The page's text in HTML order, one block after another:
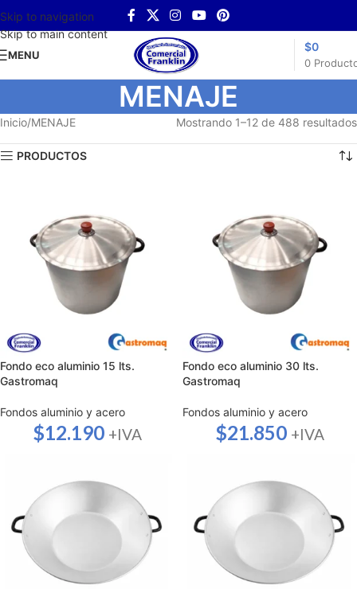
Skip to navigation
Skip to main content
MENU
0
$0
MENAJE
Inicio MENAJE Mostrando 1–12 de 488 resultados
PRODUCTOS
Fondo eco aluminio 15 lts.
Gastromaq
Fondos aluminio y acero
$12.190 +IVA
Fondo eco aluminio 30 lts.
Gastromaq
Fondos aluminio y acero
$21.850 +IVA